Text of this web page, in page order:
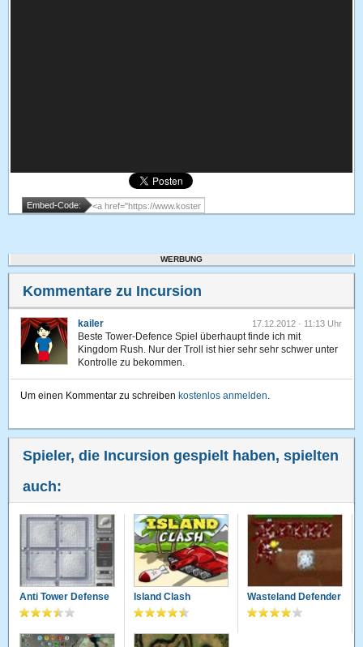
Embed-Code:
WERBUNG
Kommentare zu Incursion
kailer 17.12.2012 · 11:13 Uhr
Beste Tower-Defence Spiel überhaupt finde ich mit
Kingdom Rush. Nur der Troll ist hier sehr sehr schwer unter
Kontrolle zu bekommen.
Um einen Kommentar zu schreiben kostenlos anmelden.
Spieler, die Incursion gespielt haben, spielten
auch:
Anti Tower Defense Island Clash Wasteland Defender